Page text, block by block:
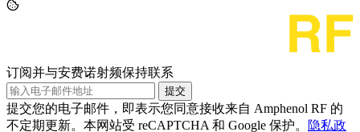
订阅并与安费诺射频保持联系
提交
提交您的电子邮件，即表示您同意接收来自 Amphenol RF 的
不定期更新。本网站受 reCAPTCHA 和 Google 保护。
隐私政